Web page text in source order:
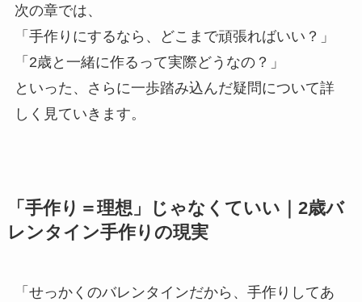
次の章では、
「手作りにするなら、どこまで頑張ればいい？」
「2歳と一緒に作るって実際どうなの？」
といった、さらに一歩踏み込んだ疑問について詳
しく見ていきます。
「手作り＝理想」じゃなくていい｜2歳バ
レンタイン手作りの現実
「せっかくのバレンタインだから、手作りしてあ